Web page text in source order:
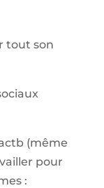
tout son
(même
pour
: